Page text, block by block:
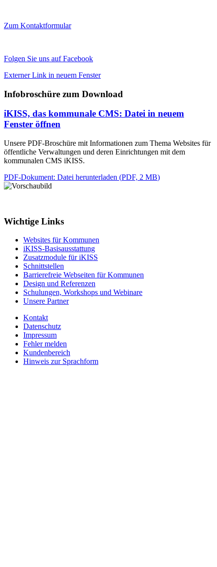
Zum Kontaktformular
Folgen Sie uns auf Facebook
Externer Link in neuem Fenster
Infobroschüre zum Download
iKISS, das kommunale CMS: Datei in neuem
Fenster öffnen
Unsere PDF-Broschüre mit Informationen zum Thema Websites für
öffentliche Verwaltungen und deren Einrichtungen mit dem
kommunalen CMS iKISS.
PDF-Dokument: Datei herunterladen (PDF, 2 MB)
Wichtige Links
Websites für Kommunen
iKISS-Basisausstattung
Zusatzmodule für iKISS
Schnittstellen
Barrierefreie Webseiten für Kommunen
Design und Referenzen
Schulungen, Workshops und Webinare
Unsere Partner
Kontakt
Datenschutz
Impressum
Fehler melden
Kundenbereich
Hinweis zur Sprachform